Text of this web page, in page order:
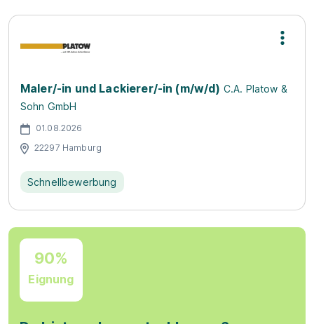
Maler/-in und Lackierer/-in (m/w/d) C.A. Platow &
Sohn GmbH
01.08.2026
22297 Hamburg
Schnellbewerbung
90%
Eignung